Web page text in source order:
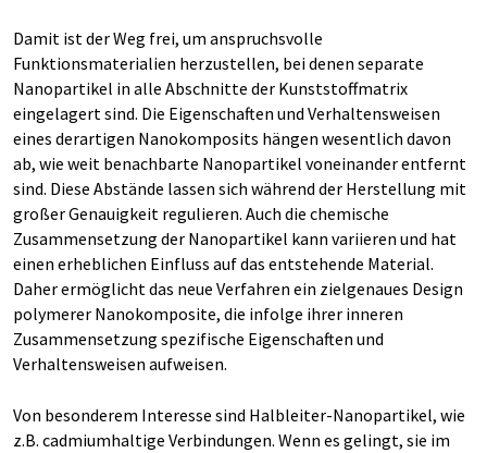
Damit ist der Weg frei, um anspruchsvolle
Funktionsmaterialien herzustellen, bei denen separate
Nanopartikel in alle Abschnitte der Kunststoffmatrix
eingelagert sind. Die Eigenschaften und Verhaltensweisen
eines derartigen Nanokomposits hängen wesentlich davon
ab, wie weit benachbarte Nanopartikel voneinander entfernt
sind. Diese Abstände lassen sich während der Herstellung mit
großer Genauigkeit regulieren. Auch die chemische
Zusammensetzung der Nanopartikel kann variieren und hat
einen erheblichen Einfluss auf das entstehende Material.
Daher ermöglicht das neue Verfahren ein zielgenaues Design
polymerer Nanokomposite, die infolge ihrer inneren
Zusammensetzung spezifische Eigenschaften und
Verhaltensweisen aufweisen.
Von besonderem Interesse sind Halbleiter-Nanopartikel, wie
z.B. cadmiumhaltige Verbindungen. Wenn es gelingt, sie im